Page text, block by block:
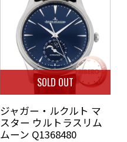
SOLD OUT
ジャガー・ルクルト マ
スター ウルトラスリム
ムーン Q1368480